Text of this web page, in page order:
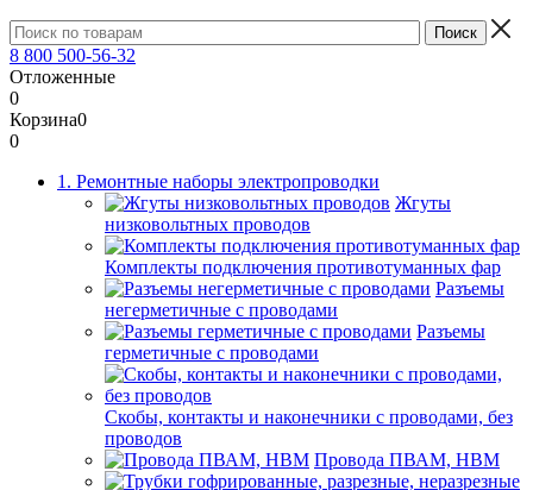
8 800 500-56-32
Отложенные
0
Корзина0
0
1. Ремонтные наборы электропроводки
Жгуты
низковольтных проводов
Комплекты подключения противотуманных фар
Разъемы
негерметичные с проводами
Разъемы
герметичные с проводами
Скобы, контакты и наконечники с проводами, без
проводов
Провода ПВАМ, НВМ